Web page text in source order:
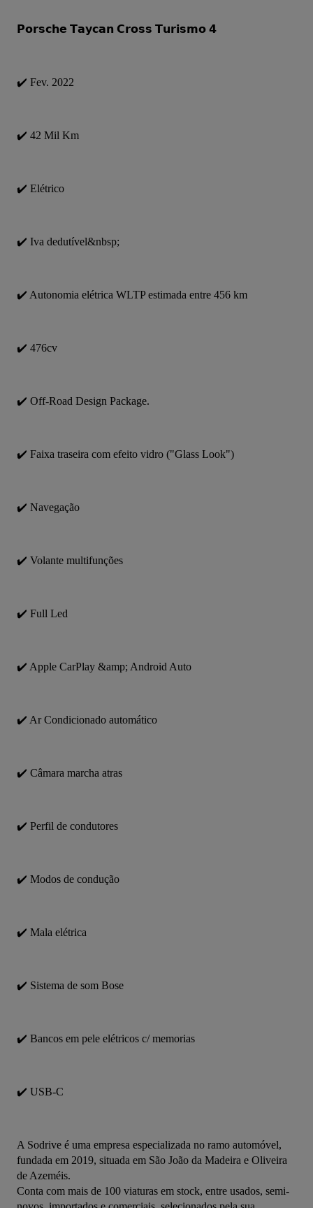
𝗣𝗼𝗿𝘀𝗰𝗵𝗲 𝗧𝗮𝘆𝗰𝗮𝗻 𝗖𝗿𝗼𝘀𝘀 𝗧𝘂𝗿𝗶𝘀𝗺𝗼 𝟰
✔️ Fev. 2022
✔️ 42 Mil Km
✔️ Elétrico
✔️ Iva dedutível&nbsp;
✔️ Autonomia elétrica WLTP estimada entre 456 km
✔️ 476cv
✔️ Off-Road Design Package.
✔️ Faixa traseira com efeito vidro ("Glass Look")
✔️ Navegação
✔️ Volante multifunções
✔️ Full Led
✔️ Apple CarPlay &amp; Android Auto
✔️ Ar Condicionado automático
✔️ Câmara marcha atras
✔️ Perfil de condutores
✔️ Modos de condução
✔️ Mala elétrica
✔️ Sistema de som Bose
✔️ Bancos em pele elétricos c/ memorias
✔️ USB-C
A Sodrive é uma empresa especializada no ramo automóvel,
fundada em 2019, situada em São João da Madeira e Oliveira
de Azeméis.
Conta com mais de 100 viaturas em stock, entre usados, semi-